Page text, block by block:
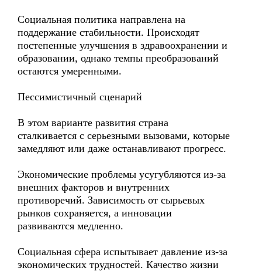
Социальная политика направлена на
поддержание стабильности. Происходят
постепенные улучшения в здравоохранении и
образовании, однако темпы преобразований
остаются умеренными.
Пессимистичный сценарий
В этом варианте развития страна
сталкивается с серьезными вызовами, которые
замедляют или даже останавливают прогресс.
Экономические проблемы усугубляются из-за
внешних факторов и внутренних
противоречий. Зависимость от сырьевых
рынков сохраняется, а инновации
развиваются медленно.
Социальная сфера испытывает давление из-за
экономических трудностей. Качество жизни